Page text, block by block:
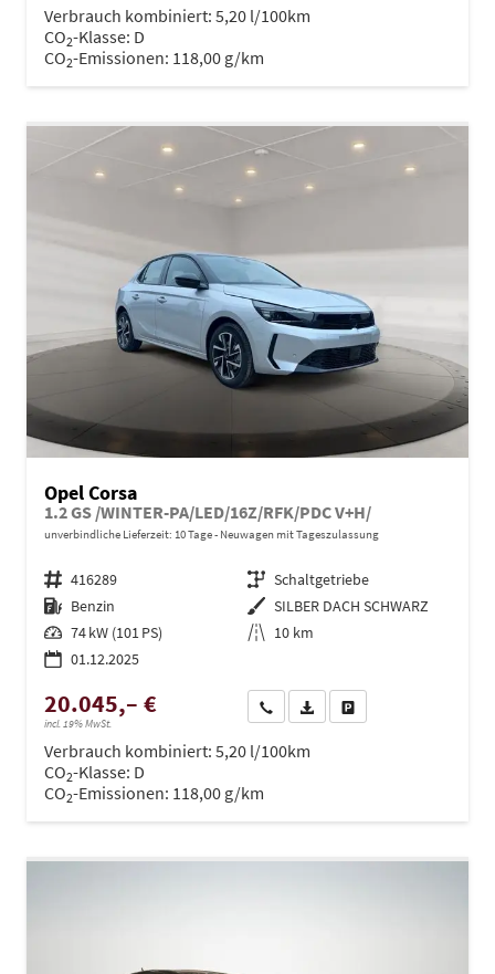
Verbrauch kombiniert: 5,20 l/100km
CO2-Klasse: D
CO2-Emissionen: 118,00 g/km
Opel Corsa
1.2 GS /WINTER-PA/LED/16Z/RFK/PDC V+H/
unverbindliche Lieferzeit: 10 Tage Neuwagen mit Tageszulassung
Fahrzeugnr. 416289 Getriebe Schaltgetriebe
Kraftstoff Benzin Außenfarbe SILBER DACH SCHWARZ
Leistung 74 kW (101 PS) Kilometerstand 10 km
01.12.2025
20.045,– €
incl. 19% MwSt.
Wir rufen Sie anPDF-Datei, Fahrzeugexposé
Verbrauch kombiniert: 5,20 l/100km
CO2-Klasse: D
CO2-Emissionen: 118,00 g/km